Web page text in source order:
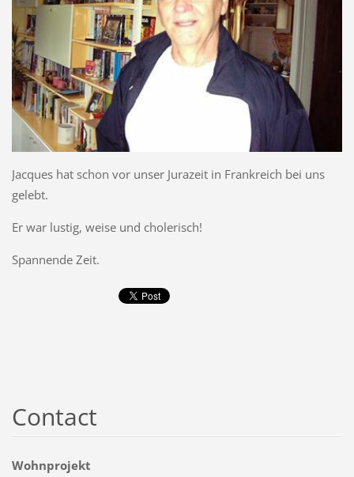
Jacques hat schon vor unser Jurazeit in Frankreich bei uns
gelebt.
Er war lustig, weise und cholerisch!
Spannende Zeit.
Contact
Wohnprojekt